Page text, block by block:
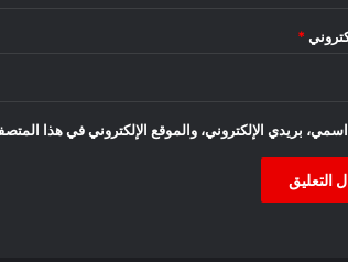
*
بريدي الإلكتروني، والموقع الإلكتروني في هذا